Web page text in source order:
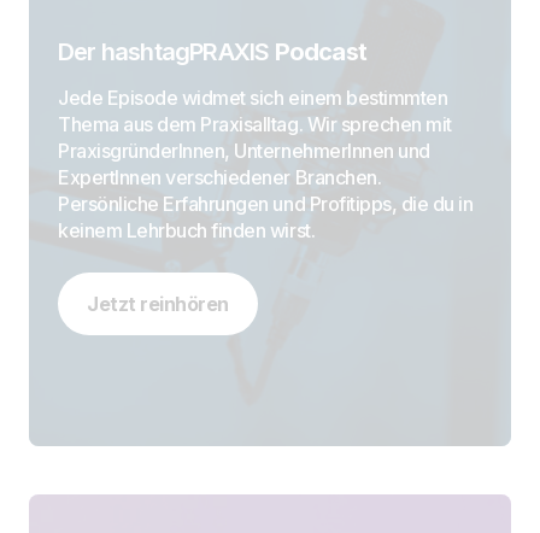
Der hashtagPRAXIS Podcast
Jede Episode widmet sich einem bestimmten
Thema aus dem Praxisalltag. Wir sprechen mit
PraxisgründerInnen, UnternehmerInnen und
ExpertInnen verschiedener Branchen.
Persönliche Erfahrungen und Profitipps, die du in
keinem Lehrbuch finden wirst.
Jetzt reinhören